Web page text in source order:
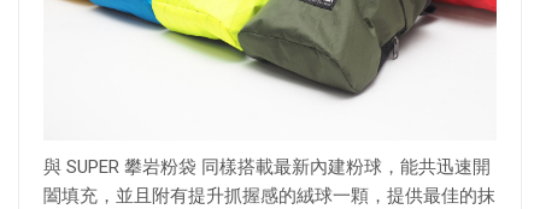
與 SUPER 攀岩粉袋 同樣搭載最新內建粉球，能共迅速開
闔填充，並且附有提升抓握感的絨球一顆，提供最佳的抹